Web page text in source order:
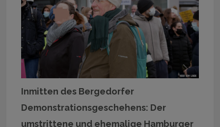
Inmitten des Bergedorfer
Demonstrationsgeschehens: Der
umstrittene und ehemalige Hamburger